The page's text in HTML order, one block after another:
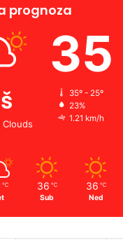
prognoza
35
35º - 25º
23%
1.21 km/h
℃ 36 ℃
Sub
36 ℃
Ned